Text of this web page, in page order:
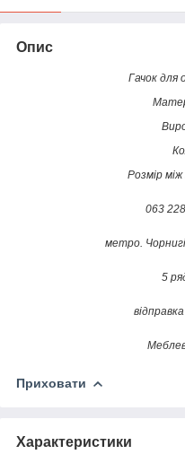
Опис
Гачок для
Розмір
063
метро.
5
Приховати
Характеристики